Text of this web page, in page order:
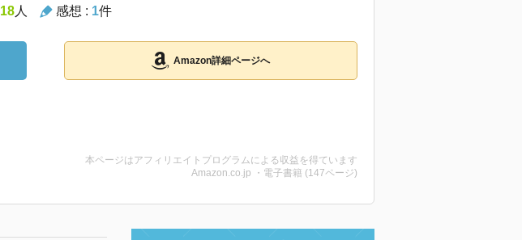
18人 感想 : 1件
Amazon詳細ページへ
本ページはアフィリエイトプログラムによる収益を得ています
Amazon.co.jp ・電子書籍 (147ページ)